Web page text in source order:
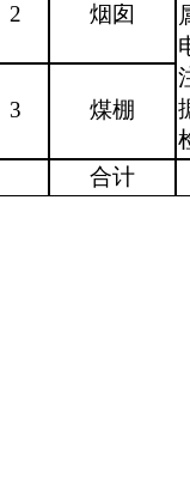
2 烟囱
3 煤棚
合计